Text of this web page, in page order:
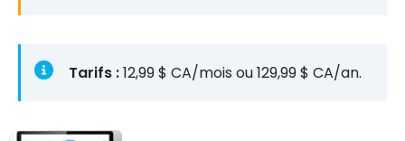
Tarifs :12,99 $ CA/mois ou 129,99 $ CA/an.